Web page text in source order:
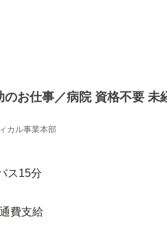
お仕事／病院 資格不要 未
カル事業本部
ス15分
費支給